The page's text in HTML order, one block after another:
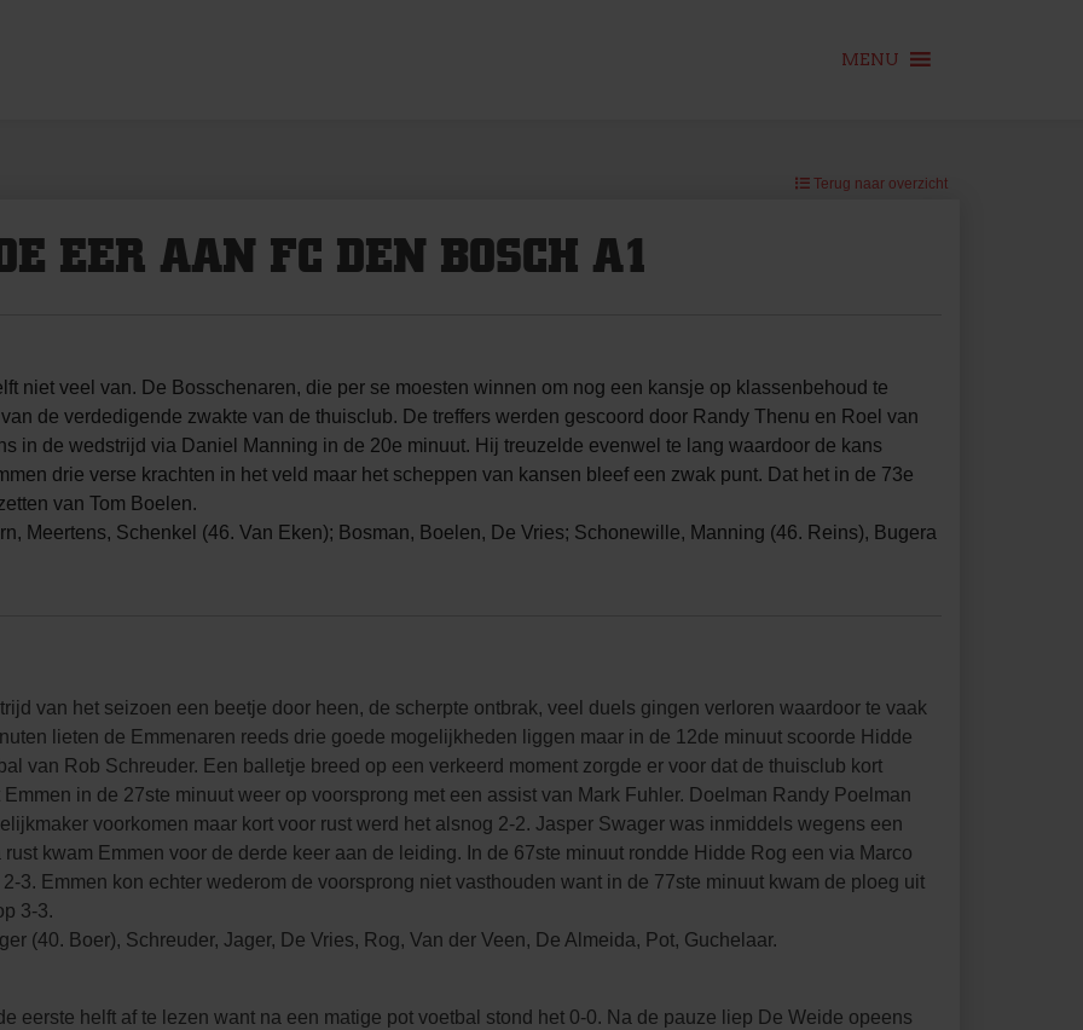
MENU
Terug naar overzicht
EER AAN FC DEN BOSCH A1
niet veel van. De Bosschenaren, die per se moesten winnen om nog een kansje op klassenbehoud te
de verdedigende zwakte van de thuisclub. De treffers werden gescoord door Randy Thenu en Roel van
in de wedstrijd via Daniel Manning in de 20e minuut. Hij treuzelde evenwel te lang waardoor de kans
drie verse krachten in het veld maar het scheppen van kansen bleef een zwak punt. Dat het in de 73e
van Tom Boelen.
Meertens, Schenkel (46. Van Eken); Bosman, Boelen, De Vries; Schonewille, Manning (46. Reins), Bugera
van het seizoen een beetje door heen, de scherpte ontbrak, veel duels gingen verloren waardoor te vaak
lieten de Emmenaren reeds drie goede mogelijkheden liggen maar in de 12de minuut scoorde Hidde
van Rob Schreuder. Een balletje breed op een verkeerd moment zorgde er voor dat de thuisclub kort
in de 27ste minuut weer op voorsprong met een assist van Mark Fuhler. Doelman Randy Poelman
voorkomen maar kort voor rust werd het alsnog 2-2. Jasper Swager was inmiddels wegens een
kwam Emmen voor de derde keer aan de leiding. In de 67ste minuut rondde Hidde Rog een via Marco
3. Emmen kon echter wederom de voorsprong niet vasthouden want in de 77ste minuut kwam de ploeg uit
3-3.
(40. Boer), Schreuder, Jager, De Vries, Rog, Van der Veen, De Almeida, Pot, Guchelaar.
eerste helft af te lezen want na een matige pot voetbal stond het 0-0. Na de pauze liep De Weide opeens